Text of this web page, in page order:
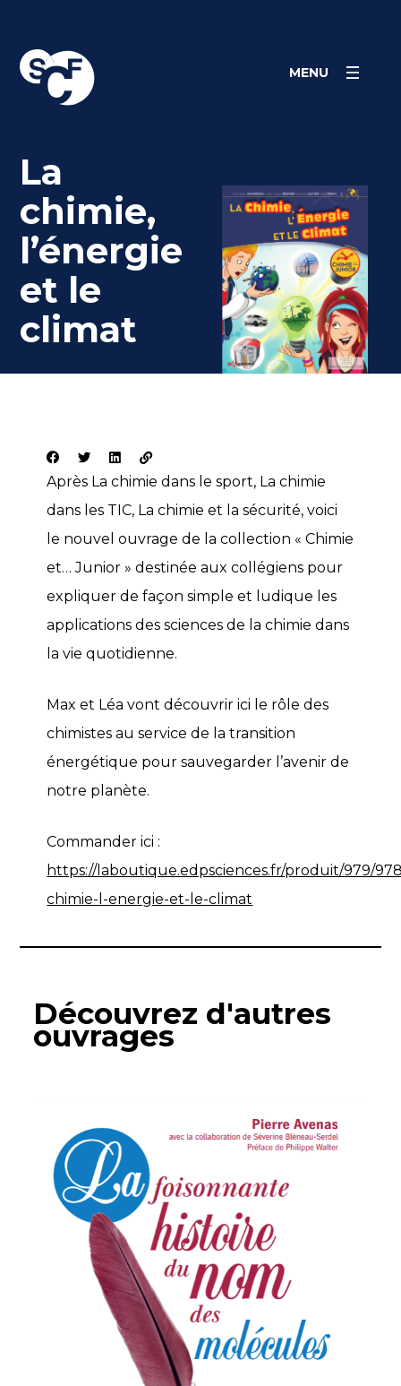
content
MENU
La
chimie,
l’énergie
et le
climat
Après La chimie dans le sport, La chimie
dans les TIC, La chimie et la sécurité, voici
le nouvel ouvrage de la collection « Chimie
et… Junior » destinée aux collégiens pour
expliquer de façon simple et ludique les
applications des sciences de la chimie dans
la vie quotidienne.
Max et Léa vont découvrir ici le rôle des
chimistes au service de la transition
énergétique pour sauvegarder l’avenir de
notre planète.
Commander ici :
https://laboutique.edpsciences.fr/produit/979/
chimie-l-energie-et-le-climat
Découvrez d'autres
ouvrages